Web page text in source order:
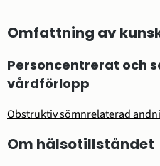
Omfattning av
Personcentrerat och
vårdförlopp
Obstruktiv sömnrelaterad
Om hälsotillståndet